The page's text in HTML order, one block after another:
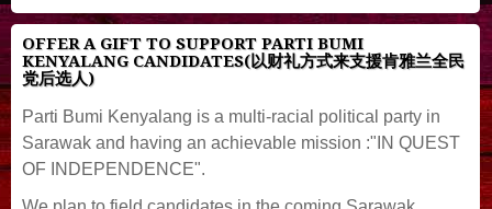
OFFER A GIFT TO SUPPORT PARTI BUMI
KENYALANG CANDIDATES(以财礼方式来支援肯雅兰全民
党后选人)
Parti Bumi Kenyalang is a multi-racial political party in
Sarawak and having an achievable mission :"IN QUEST
OF INDEPENDENCE".